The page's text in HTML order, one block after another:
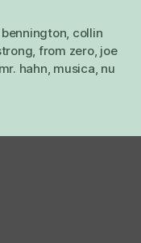
, collin
, from zero, joe
mr. hahn, musica, nu